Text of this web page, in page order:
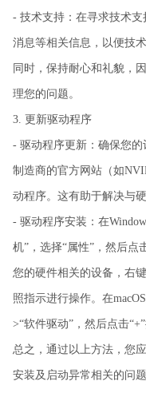
- 技术支持：在寻求技术
消息等相关信息，以便技
同时，保持耐心和礼貌，
理您的问题。
3. 更新驱动程序
- 驱动程序更新：确保您
制造商的官方网站（如
动程序。这有助于解决与
- 驱动程序安装：在
机”，选择“属性”，然后点
您的硬件相关的设备，右
照指示进行操作。在
>“软件驱动”，然后点击
总之，通过以上方法，您
安装及启动异常相关的问